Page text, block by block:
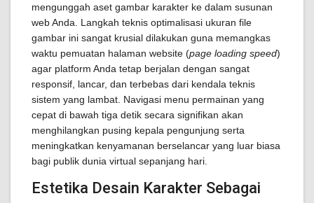
mengunggah aset gambar karakter ke dalam susunan
web Anda. Langkah teknis optimalisasi ukuran file
gambar ini sangat krusial dilakukan guna memangkas
waktu pemuatan halaman website (page loading speed)
agar platform Anda tetap berjalan dengan sangat
responsif, lancar, dan terbebas dari kendala teknis
sistem yang lambat. Navigasi menu permainan yang
cepat di bawah tiga detik secara signifikan akan
menghilangkan pusing kepala pengunjung serta
meningkatkan kenyamanan berselancar yang luar biasa
bagi publik dunia virtual sepanjang hari.
Estetika Desain Karakter Sebagai